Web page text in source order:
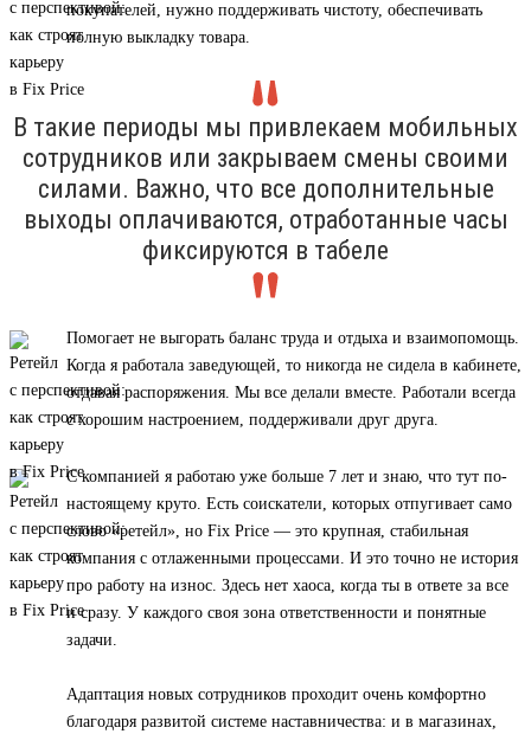
покупателей, нужно поддерживать чистоту, обеспечивать
полную выкладку товара.
В такие периоды мы привлекаем мобильных
сотрудников или закрываем смены своими
силами. Важно, что все дополнительные
выходы оплачиваются, отработанные часы
фиксируются в табеле
Помогает не выгорать баланс труда и отдыха и взаимопомощь.
Когда я работала заведующей, то никогда не сидела в кабинете,
отдавая распоряжения. Мы все делали вместе. Работали всегда
с хорошим настроением, поддерживали друг друга.
С компанией я работаю уже больше 7 лет и знаю, что тут по-
настоящему круто. Есть соискатели, которых отпугивает само
слово «ретейл», но Fix Price — это крупная, стабильная
компания с отлаженными процессами. И это точно не история
про работу на износ. Здесь нет хаоса, когда ты в ответе за все
и сразу. У каждого своя зона ответственности и понятные
задачи.
Адаптация новых сотрудников проходит очень комфортно
благодаря развитой системе наставничества: и в магазинах,